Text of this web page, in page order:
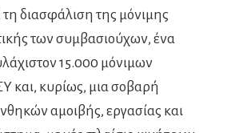
διασφάλιση της μόνιμης
των συμβασιούχων, ένα
15.000 μόνιμων
και, κυρίως, μια σοβαρή
αμοιβής, εργασίας και